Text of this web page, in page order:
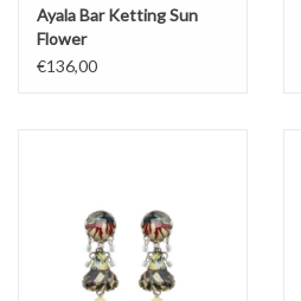
Ayala Bar Ketting Sun
Flower
€136,00